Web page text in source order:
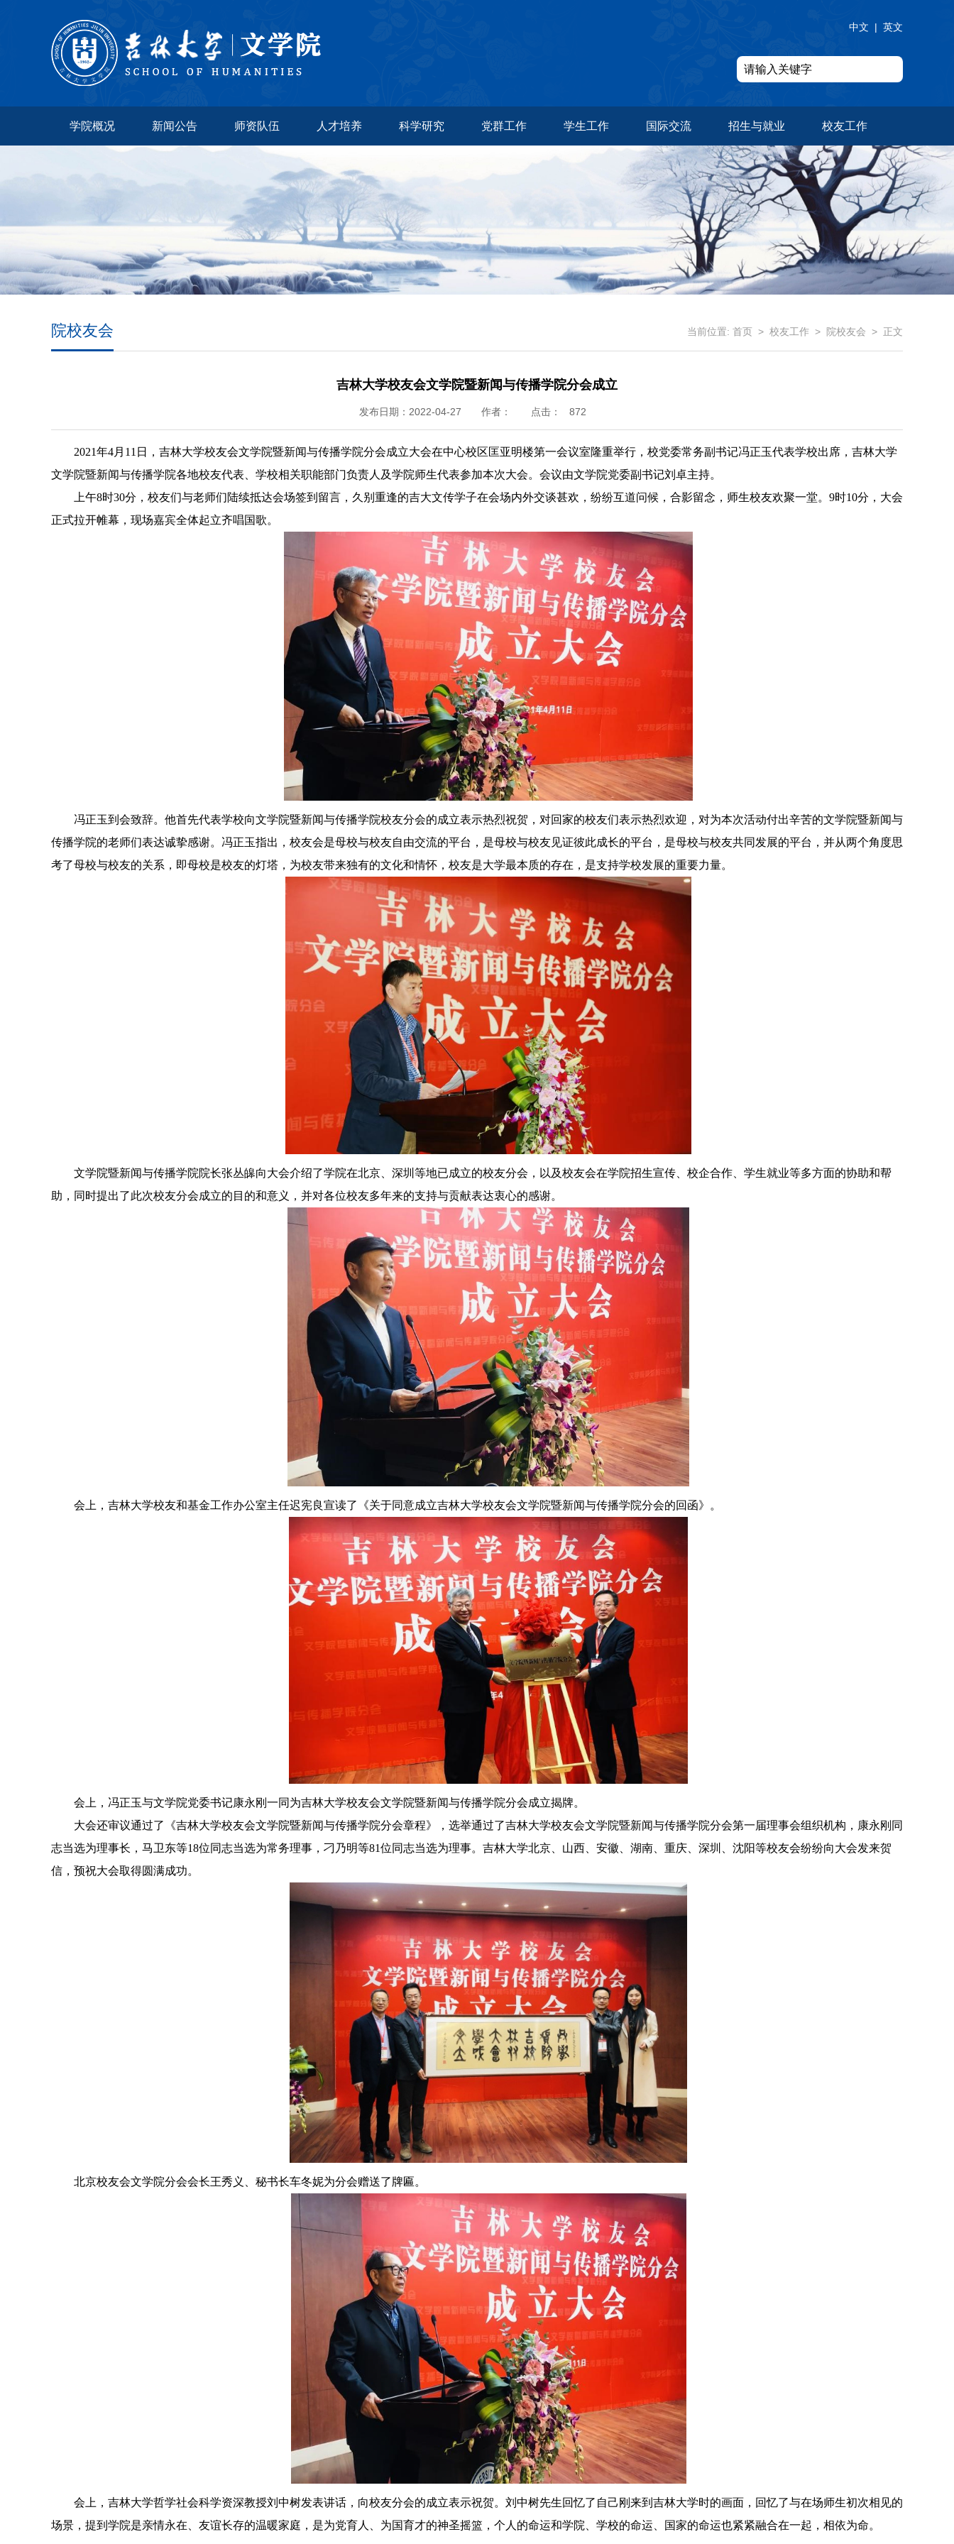
中文 | 英文
学院概况 新闻公告 师资队伍 人才培养 科学研究 党群工作 学生工作 国际交流 招生与就业 校友工作
当前位置: 首页 > 校友工作 > 院校友会 > 正文
院校友会
吉林大学校友会文学院暨新闻与传播学院分会成立
发布日期：2022-04-27 作者： 点击： 872
2021年4月 11 日，吉林大学校友会文学院暨新闻与传播学院分会成立大会在中心校区匡亚明楼第一会议室隆重举行，校党委常务副书记冯正玉代表学校出席，吉林大学
文学院暨新闻与传播学院各地校友代表、学校相关职能部门负责人及学院师生代表参加本次大会。会议由文学院党委副书记刘卓主持。
上午8时30分，校友们与老师们陆续抵达会场签到留言，久别重逢的吉大文传学子在会场内外交谈甚欢，纷纷互道问候，合影留念，师生校友欢聚一堂。 9时10分，大会
正式拉开帷幕，现场嘉宾全体起立齐唱国歌。
冯正玉到会致辞。他首先代表学校向文学院暨新闻与传播学院校友分会的成立表示热烈祝贺，对回家的校友们表示热烈欢迎，对为本次活动付出辛苦的文学院暨新闻与
传播学院的老师们表达诚挚感谢。冯正玉指出，校友会是母校与校友自由交流的平台，是母校与校友见证彼此成长的平台，是母校与校友共同发展的平台，并从两个角度思
考了母校与校友的关系，即母校是校友的灯塔，为校友带来独有的文化和情怀，校友是大学最本质的存在，是支持学校发展的重要力量。
文学院暨新闻与传播学院院长张丛皞向大会介绍了学院在北京、深圳等地已成立的校友分会，以及校友会在学院招生宣传、校企合作、学生就业等多方面的协助和帮
助，同时提出了此次校友分会成立的目的和意义，并对各位校友多年来的支持与贡献表达衷心的感谢。
会上，吉林大学校友和基金工作办公室主任迟宪良宣读了《关于同意成立吉林大学校友会文学院暨新闻与传播学院分会的回函》。
会上，冯正玉与文学院党委书记康永刚一同为吉林大学校友会文学院暨新闻与传播学院分会成立揭牌。
大会还审议通过了《吉林大学校友会文学院暨新闻与传播学院分会章程》，选举通过了吉林大学校友会文学院暨新闻与传播学院分会第一届理事会组织机构，康永刚同
志当选为理事长，马卫东等18位同志当选为常务理事，刁乃明等81位同志当选为理事。吉林大学北京、山西、安徽、湖南、重庆、深圳、沈阳等校友会纷纷向大会发来贺
信，预祝大会取得圆满成功。
北京校友会文学院分会会长王秀义、秘书长车冬妮为分会赠送了牌匾。
会上，吉林大学哲学社会科学资深教授刘中树发表讲话，向校友分会的成立表示祝贺。刘中树先生回忆了自己刚来到吉林大学时的画面，回忆了与在场师生初次相见的
场景，提到学院是亲情永在、友谊长存的温暖家庭，是为党育人、为国育才的神圣摇篮，个人的命运和学院、学校的命运、国家的命运也紧紧融合在一起，相依为命。